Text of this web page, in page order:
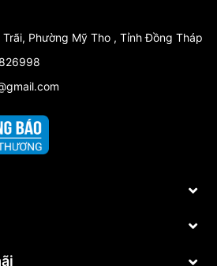
Trãi, Phường Mỹ Tho , Tỉnh Đồng Tháp